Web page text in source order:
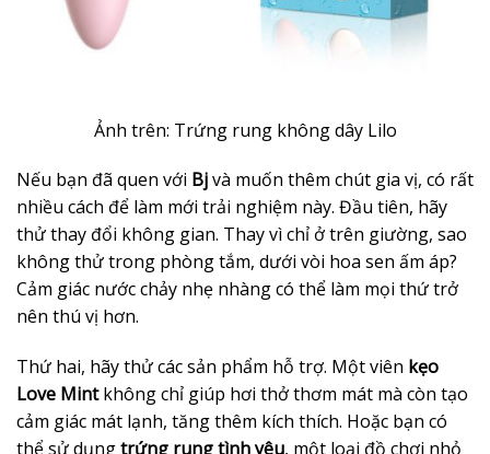
Ảnh trên: Trứng rung không dây Lilo
Nếu bạn đã quen với Bjvà muốn thêm chút gia vị, có rất
nhiều cách để làm mới trải nghiệm này. Đầu tiên, hãy
thử thay đổi không gian. Thay vì chỉ ở trên giường, sao
không thử trong phòng tắm, dưới vòi hoa sen ấm áp?
Cảm giác nước chảy nhẹ nhàng có thể làm mọi thứ trở
nên thú vị hơn.
Thứ hai, hãy thử các sản phẩm hỗ trợ. Một viên kẹo
Love Mintkhông chỉ giúp hơi thở thơm mát mà còn tạo
cảm giác mát lạnh, tăng thêm kích thích. Hoặc bạn có
thể sử dụngtrứng rung tình yêu, một loại đồ chơi nhỏ